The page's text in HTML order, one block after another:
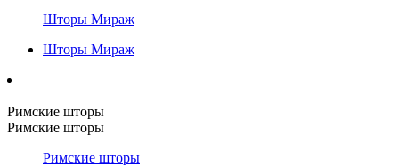
Шторы Мираж
Шторы Мираж
Римские шторы
Римские шторы
Римские шторы